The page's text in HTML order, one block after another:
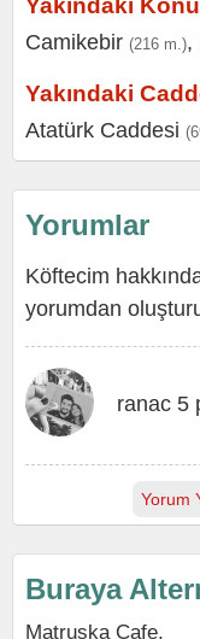
Yakındaki
Camikebir (216 m.),
Yakındaki
Atatürk Caddesi
Yorumlar
Köftecim
yorumdan
ranac 5
Yorum
Buraya
Matruşka Cafe,